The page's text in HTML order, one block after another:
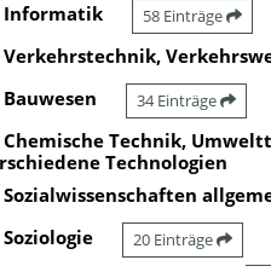
Informatik 58 Einträge
Verkehrstechnik,
34 Einträge
Chemische Technik,
Technologien
Sozialwissenschaften
20 Einträge